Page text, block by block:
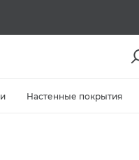
Настенные покрытия